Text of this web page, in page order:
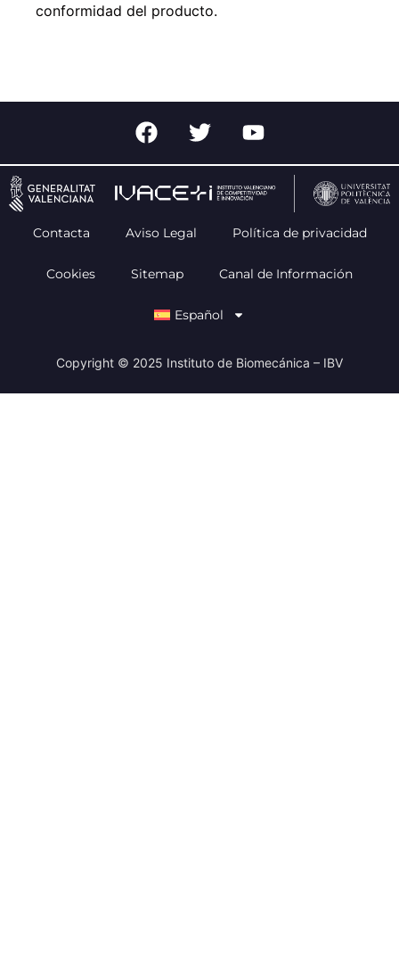
conformidad del producto.
Contacta Aviso Legal Política de privacidad
Cookies Sitemap Canal de Información
Español
Copyright © 2025 Instituto de Biomecánica – IBV